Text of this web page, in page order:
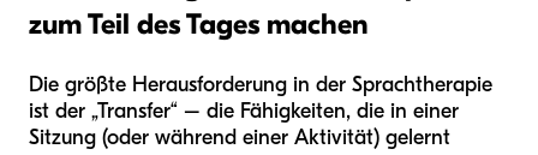
zum Teil des Tages machen
Die größte Herausforderung in der Sprachtherapie
ist der „Transfer“ – die Fähigkeiten, die in einer
Sitzung (oder während einer Aktivität) gelernt